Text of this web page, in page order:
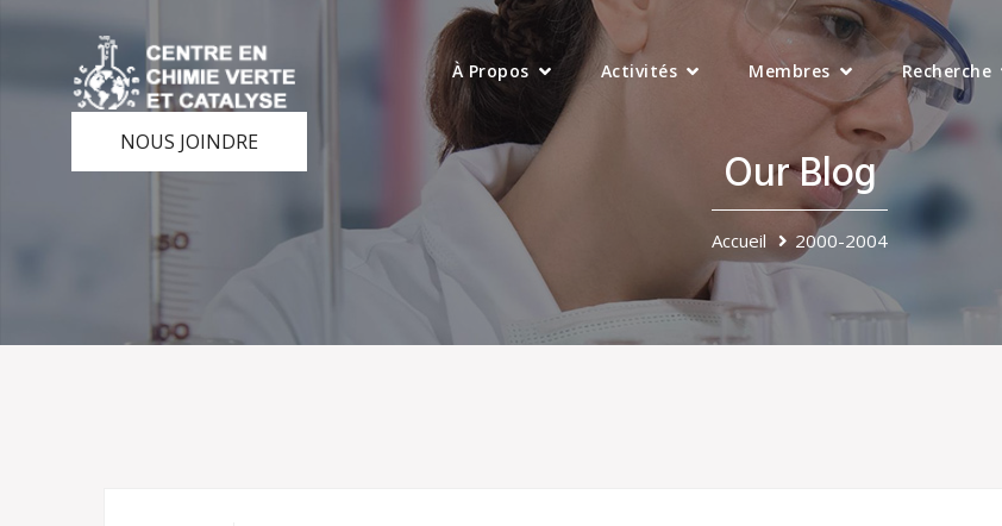
À Propos Activités Membres Recherche
NOUS JOINDRE
Our Blog
Accueil 2000-2004